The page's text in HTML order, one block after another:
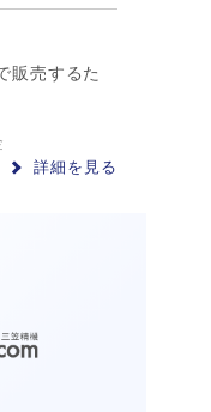
販売するた
詳細を見る